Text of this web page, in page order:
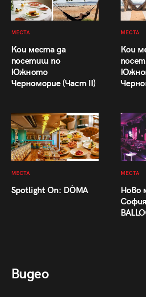
МЕСТА
Кои места да
посетиш по
Южното
Черноморие (Част II)
МЕСТА
Кои
МЕСТА
Spotlight On: DÒMA
МЕСТА
Ново
Видео